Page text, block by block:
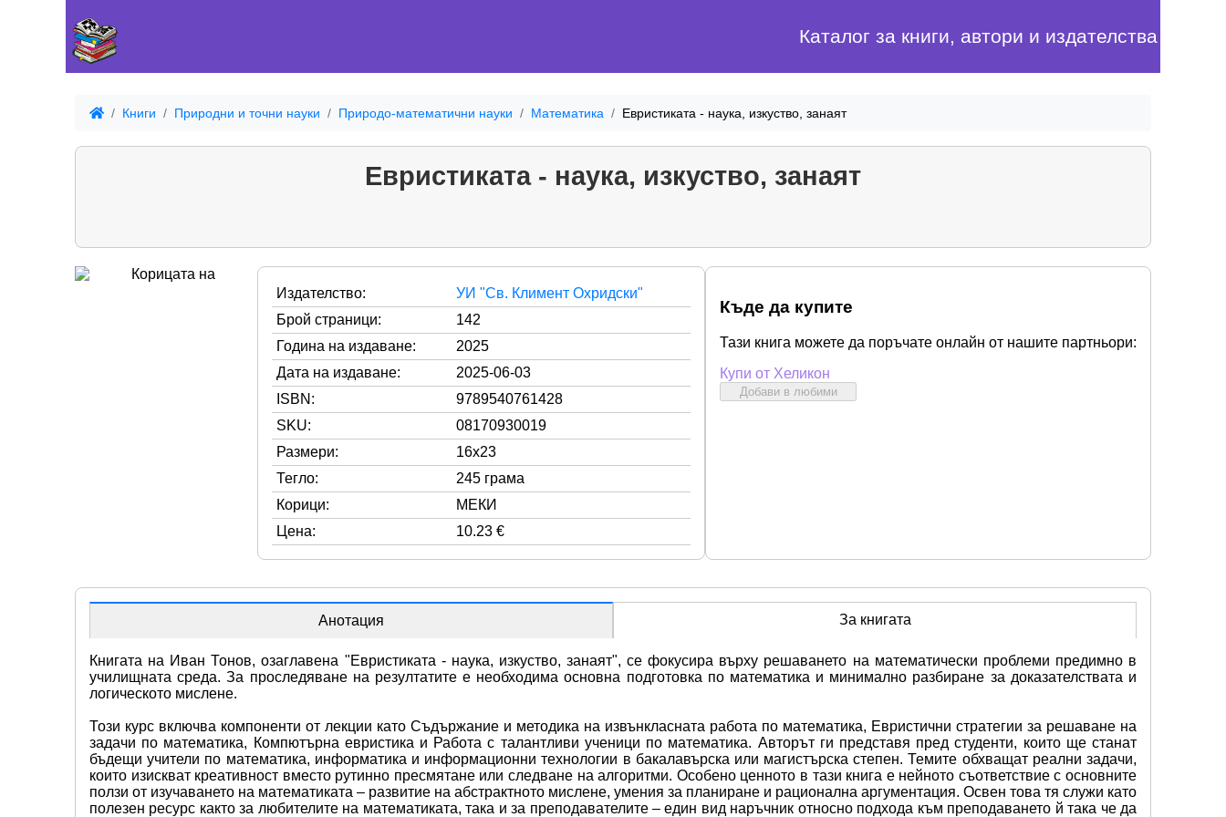
Каталог за книги, автори и издателства
Книги Природни и точни науки Природо-математични науки Математика Евристиката - наука, изкуство, занаят
Евристиката - наука, изкуство, занаят
Издателство:
УИ "Св. Климент Охридски"
Брой страници:
142
Година на издаване:
2025
Дата на издаване:
2025-06-03
ISBN:
9789540761428
SKU:
08170930019
Размери:
16x23
Тегло:
245 грама
Корици:
МЕКИ
Цена:
10.23 €
Къде да купите
Тази книга можете да поръчате онлайн от нашите партньори:
Купи от Хеликон
Добави в любими
Анотация За книгата
Книгата на Иван Тонов, озаглавена "Евристиката - наука, изкуство, занаят", се фокусира върху решаването на математически проблеми предимно в
училищната среда. За проследяване на резултатите е необходима основна подготовка по математика и минимално разбиране за доказателствата и
логическото мислене.
Този курс включва компоненти от лекции като Съдържание и методика на извънкласната работа по математика, Евристични стратегии за решаване на
задачи по математика, Компютърна евристика и Работа с талантливи ученици по математика. Авторът ги представя пред студенти, които ще станат
бъдещи учители по математика, информатика и информационни технологии в бакалавърска или магистърска степен. Темите обхващат реални задачи,
които изискват креативност вместо рутинно пресмятане или следване на алгоритми. Особено ценното в тази книга е нейното съответствие с основните
ползи от изучаването на математиката – развитие на абстрактното мислене, умения за планиране и рационална аргументация. Освен това тя служи като
полезен ресурс както за любителите на математиката, така и за преподавателите – един вид наръчник относно подхода към преподаването й така че да